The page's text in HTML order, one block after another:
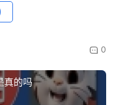
0
真的吗